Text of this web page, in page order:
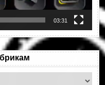
03:31